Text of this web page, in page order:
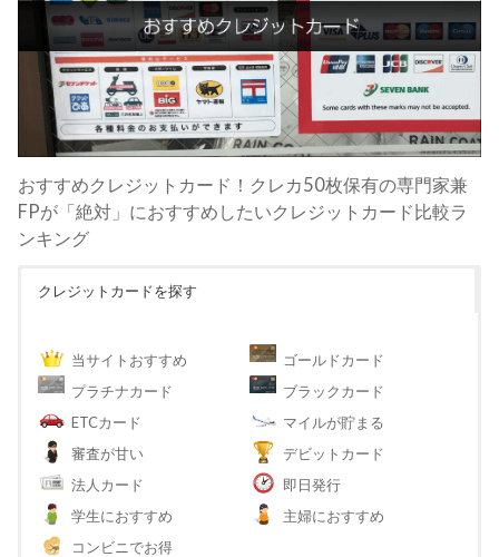
おすすめクレジットカード！クレカ50枚保有の専門家兼
FPが「絶対」におすすめしたいクレジットカード比較ラ
ンキング
クレジットカードを探す
当サイトおすすめ
ゴールドカード
プラチナカード
ブラックカード
ETCカード
マイルが貯まる
審査が甘い
デビットカード
法人カード
即日発行
学生におすすめ
主婦におすすめ
コンビニでお得